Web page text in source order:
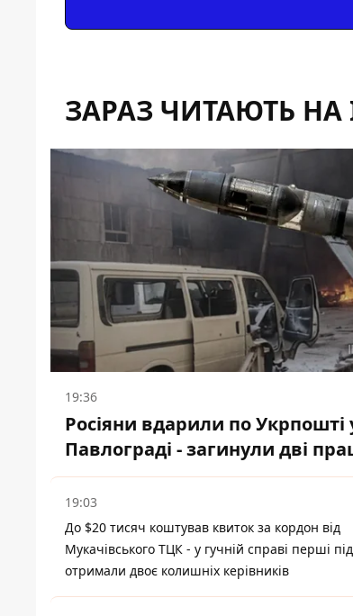
ЗАРАЗ ЧИТАЮТЬ НА
19:36
Росіяни вдарили по Укрпошті
Павлограді - загинули дві
19:03
До $20 тисяч коштував квиток за кордон від
Мукачівського ТЦК - у гучній справі перші
отримали двоє колишніх керівників